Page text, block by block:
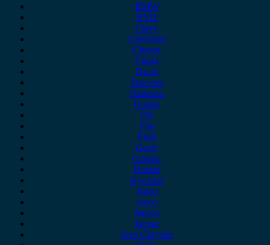
BMW
BYD
Chery
Chevrolet
Citroen
Cupra
Dacia
Daewoo
Daihatsu
Dodge
DS
Fiat
Ford
Geely
Gonow
Honda
Hyundai
Isuzu
iveco
Jaecoo
Jaguar
Jeep Chrysler